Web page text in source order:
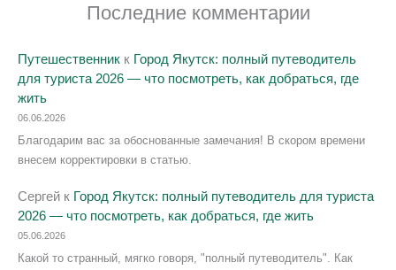
Последние комментарии
Путешественник к Город Якутск: полный путеводитель
для туриста 2026 — что посмотреть, как добраться, где
жить
06.06.2026
Благодарим вас за обоснованные замечания! В скором времени
внесем корректировки в статью.
Сергей к Город Якутск: полный путеводитель для туриста
2026 — что посмотреть, как добраться, где жить
05.06.2026
Какой то странный, мягко говоря, "полный путеводитель". Как